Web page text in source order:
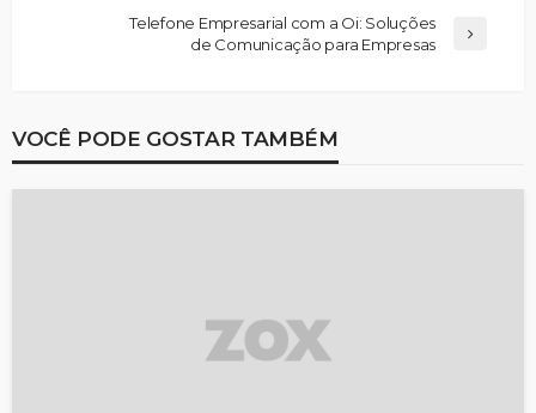
Telefone Empresarial com a Oi: Soluções
de Comunicação para Empresas
VOCÊ PODE GOSTAR TAMBÉM